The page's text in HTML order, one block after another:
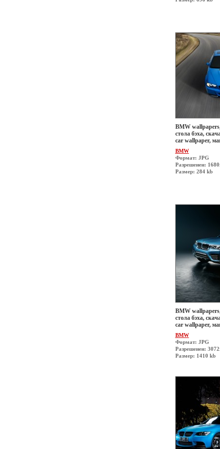
BMW
стола бэха,
car wallpaper,
BMW
Формат: JPG
Разрешеиен:
Размер: 284 kb
BMW
стола бэха,
car wallpaper,
BMW
Формат: JPG
Разрешеиен:
Размер: 1410 kb